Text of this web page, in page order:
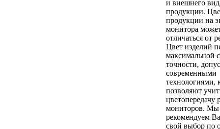
и внешнего
продукции.
продукции на
монитора
отличаться от
Цвет изделий
максимальной
точности,
современными
технологиями,
позволяют
цветопередачу
мониторов. Мы
рекомендуем
свой выбор по